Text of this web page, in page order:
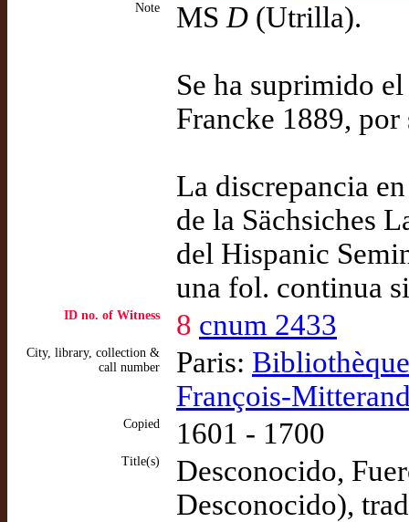
Note MS D (Utrilla).
Se ha suprimido
Francke 1889,
La discrepancia
de la Sächsiches
del Hispanic
una fol. continua
ID no. of Witness 8 cnum 2433
City, library, collection &
call number
Paris:
François-
Copied 1601 - 1700
Title(s)
Desconocido,
Desconocido),